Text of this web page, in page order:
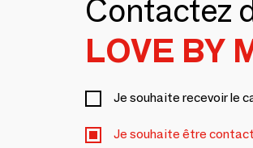
Contactez
LOVE BY
Je souhaite recevoir le
Je souhaite être